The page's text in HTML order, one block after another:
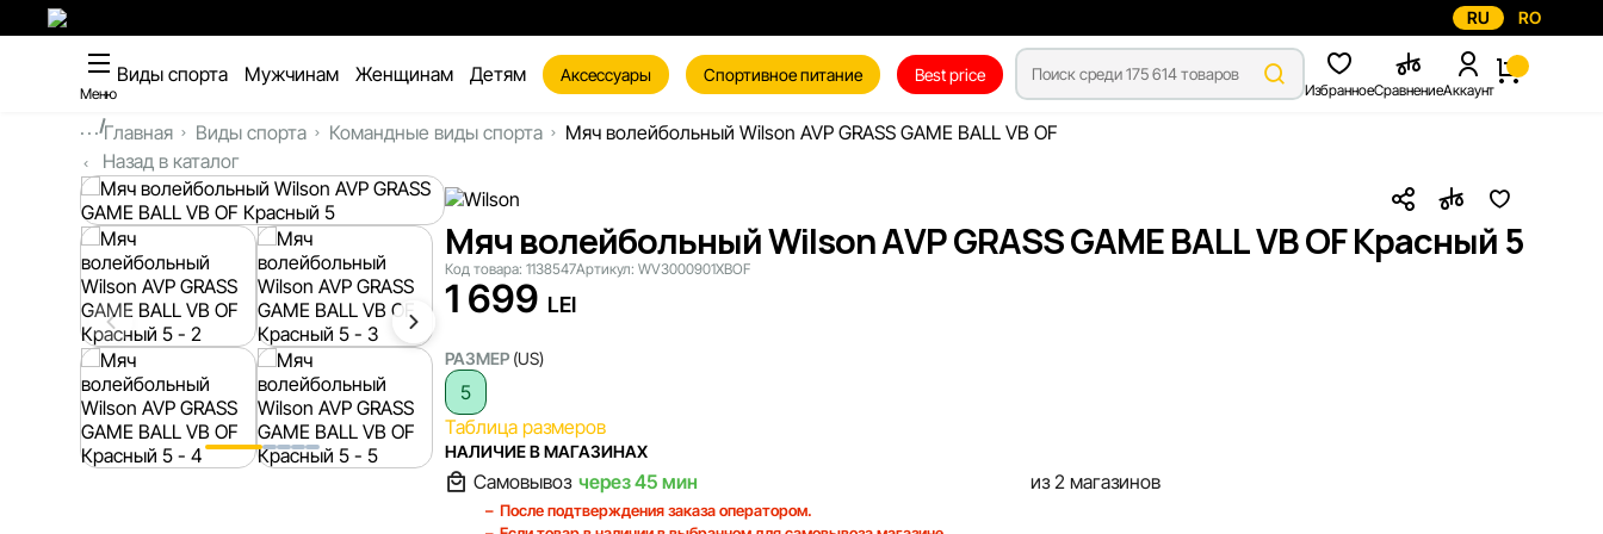
RU RO
Меню
Виды спорта Мужчинам Женщинам Детям Аксессуары Спортивное питание Best price
ИзбранноеСравнениеАккаунт
...Главная Виды спорта Командные виды спорта
Мяч волейбольный Wilson AVP GRASS GAME BALL VB OF
Назад в каталог
Мяч волейбольный Wilson AVP GRASS GAME BALL VB OF Красный 5
Код товара: 1138547Артикул: WV3000901XBOF
1 699 LEI
РАЗМЕР (US)
5
Таблица размеров
НАЛИЧИЕ В МАГАЗИНАХ
Самовывоз через 45 мин из 2 магазинов
После подтверждения заказа оператором.